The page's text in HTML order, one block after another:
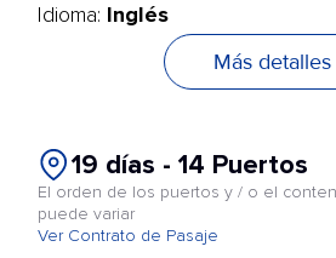
Idioma: Inglés
Más detalles
19 días - 14 Puertos
El orden de los puertos y / o el
puede variar
Ver Contrato de Pasaje